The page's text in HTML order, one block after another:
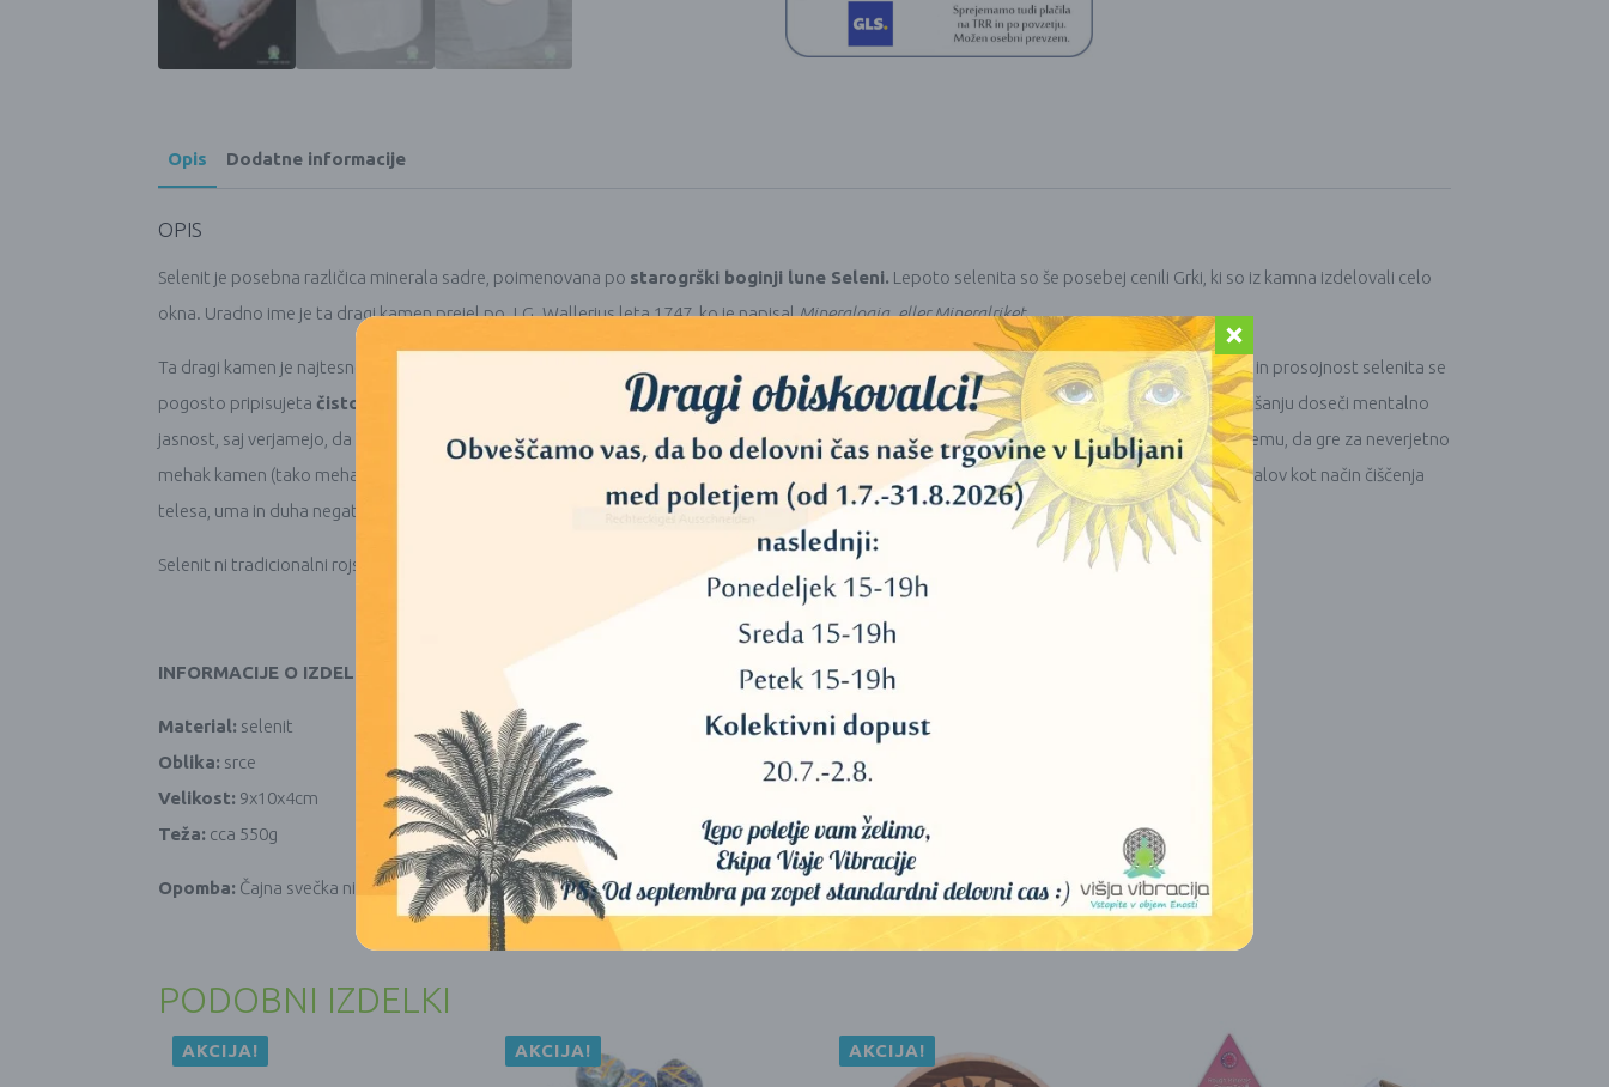
Opis Dodatne informacije
OPIS
Selenit je posebna različica minerala sadre, poimenovana po starogrški boginji lune Seleni. Lepoto selenita so še posebej cenili Grki, ki so iz kamna izdelovali celo
okna. Uradno ime je ta dragi kamen prejel po J.G. Wallerius leta 1747, ko je napisalMineralogia, eller Mineralriket.
Ta dragi kamen je najtesneje povezan s čakro tretjega očesa.
Brezbarvna lepota in prosojnost selenita se
pogosto pripisujeta čistosti tako v metafizičnih prepričanjih kot v teoriji barv. Selenit jeodličen za uporabo pri meditacijiali poskušanju doseči mentalno
jasnost, saj verjamejo, da prisili osebo, ki jo drži, da je poštena do sebe. Velja za visokoenergetski kristal, ki vibrira z
visoko frekvenco.
Kljub temu, da gre za neverjetno
mehak kamen (tako mehak, da ga lahko noht opraska) velja, da je selenit
varuje um.Običajno ga uporabljajo praktiki kristalov kot način čiščenja
telesa, uma in duha negativnosti in samoomejevanja – pa tudi za čiščenje drugih dragih kamnov, ki se uporabljajo v zdravilskih praksah.
Selenit ni tradicionalni rojstni kamen, ampak je povezan z znakom zodiakovega znamenja Rak.
INFORMACIJE O IZDELKU
Material: selenit
Oblika: srce
Velikost: 9x10x4cm
Teža: cca 550g
Opomba: Čajna svečka ni priložena.
PODOBNI IZDELKI
AKCIJA! AKCIJA! AKCIJA!